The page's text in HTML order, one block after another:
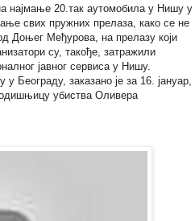
најмање 20.так аутомобила у Нишу у
свих пружних прелаза, како се не
Доњег Међурова, на прелазу који
су, такође, затражили
јавног сервиса у Нишу.
заказано је за 16. јануар,
убиства Оливера